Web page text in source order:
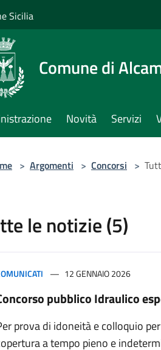
Sicilia
Comune di
Novità Servizi
> Argomenti > Concorsi >
le notizie (5)
12 GENNAIO 2026
pubblico Idraulico
prova di idoneità e colloquio
a tempo pieno e